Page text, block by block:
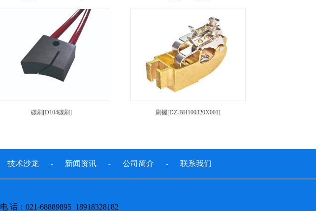
碳刷[D104碳刷] 刷握[DZ-BH100320X001]
技术沙龙 - 新闻资讯 - 公司简介 - 联系我们
电 话：021-68889895 18918328182